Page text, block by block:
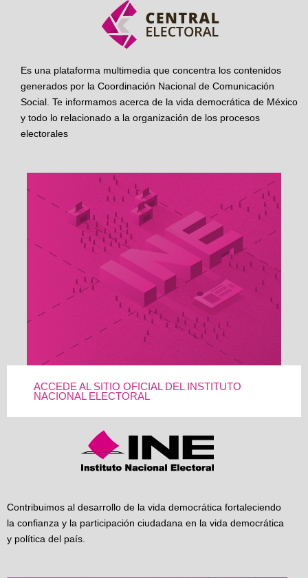
Es una plataforma multimedia que concentra los contenidos
generados por la Coordinación Nacional de Comunicación
Social. Te informamos acerca de la vida democrática de México
y todo lo relacionado a la organización de los procesos
electorales
ACCEDE AL SITIO OFICIAL DEL INSTITUTO
NACIONAL ELECTORAL
Contribuimos al desarrollo de la vida democrática fortaleciendo
la confianza y la participación ciudadana en la vida democrática
y política del país.